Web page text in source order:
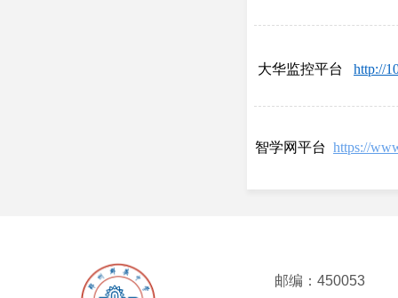
大华监控平台 http://
智学网平台 https://
邮编：450053